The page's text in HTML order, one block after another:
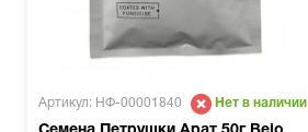
Артикул: НФ-00001840 Нет в наличии